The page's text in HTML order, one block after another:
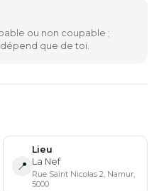
ou non coupable ;
dépend que de toi.
📍
Lieu
La Nef
Rue Saint Nicolas 2, Namur,
5000